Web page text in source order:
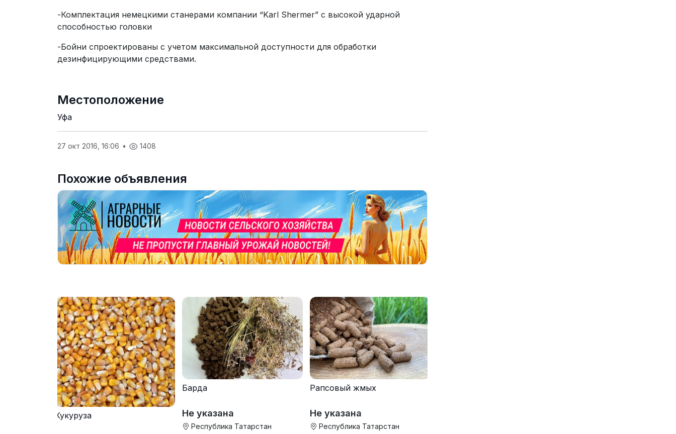
-Комплектация немецкими станерами компании “Karl Shermer” с высокой ударной
способностью головки
-Бойни спроектированы с учетом максимальной доступности для обработки
дезинфицирующими средствами.
Местоположение
Уфа
27 окт 2016, 16:06 • 1408
Похожие объявления
Кукуруза
Барда
Не указана
Республика Татарстан
Рапсовый жмых
Не указана
Республика Татарстан